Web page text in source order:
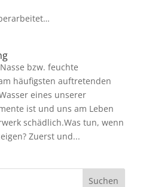
bzw. feuchte
häufigsten auftretenden
eines unserer
ist und uns am Leben
schädlich.Was tun, wenn
Zuerst und...
Suchen